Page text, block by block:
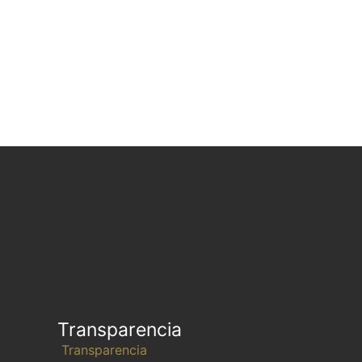
Transparencia
Transparencia